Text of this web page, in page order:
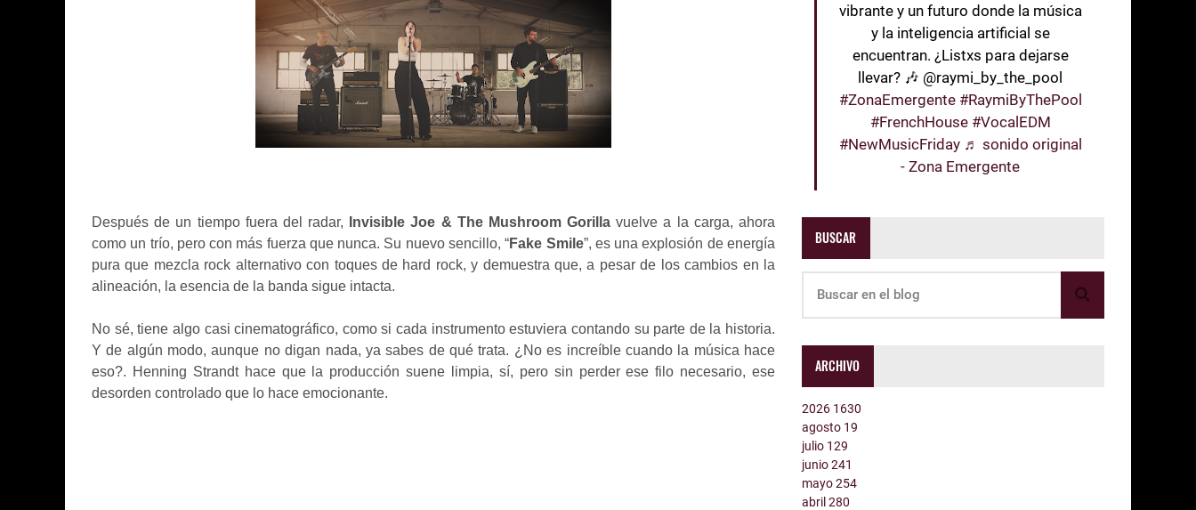
Después de un tiempo fuera del radar, Invisible Joe & The Mushroom Gorilla vuelve a la carga, ahora
como un trío, pero con más fuerza que nunca. Su nuevo sencillo, “Fake Smile”, es una explosión de energía
pura que mezcla rock alternativo con toques de hard rock, y demuestra que, a pesar de los cambios en la
alineación, la esencia de la banda sigue intacta.
No sé, tiene algo casi cinematográfico, como si cada instrumento estuviera contando su parte de la historia.
Y de algún modo, aunque no digan nada, ya sabes de qué trata. ¿No es increíble cuando la música hace
eso?. Henning Strandt hace que la producción suene limpia, sí, pero sin perder ese filo necesario, ese
desorden controlado que lo hace emocionante.
vibrante y un futuro donde la música
y la inteligencia artificial se
encuentran. ¿Listxs para dejarse
llevar? 🎶 @raymi_by_the_pool
#ZonaEmergente #RaymiByThePool
#FrenchHouse #VocalEDM
#NewMusicFriday ♬ sonido original
- Zona Emergente
BUSCAR
ARCHIVO
2026 1630
agosto 19
julio 129
junio241
mayo254
abril280